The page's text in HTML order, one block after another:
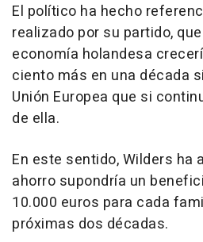
El político ha hecho
realizado por su partido,
economía holandesa
ciento más en una década
Unión Europea que si
de ella.
En este sentido, Wilders ha
ahorro supondría un
10.000 euros para cada
próximas dos décadas.